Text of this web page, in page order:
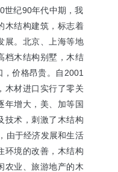
世纪90年代中期，我
木结构建筑，标志着
展。北京、上海等地
档木结构别墅，木结
价格昂贵。自2001
木材进口实行了零关
年增大，美、加等国
技术，刺激了木结构
由于经济发展和生活
环境的改善，木结构
农业、旅游地产的木